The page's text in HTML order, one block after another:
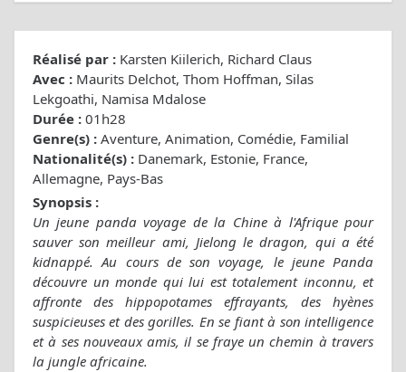
Réalisé par : Karsten Kiilerich, Richard Claus
Avec : Maurits Delchot, Thom Hoffman, Silas
Lekgoathi, Namisa Mdalose
Durée : 01h28
Genre(s) : Aventure, Animation, Comédie, Familial
Nationalité(s) : Danemark, Estonie, France,
Allemagne, Pays-Bas
Synopsis :
Un jeune panda voyage de la Chine à l'Afrique pour
sauver son meilleur ami, Jielong le dragon, qui a été
kidnappé. Au cours de son voyage, le jeune Panda
découvre un monde qui lui est totalement inconnu, et
affronte des hippopotames effrayants, des hyènes
suspicieuses et des gorilles. En se fiant à son intelligence
et à ses nouveaux amis, il se fraye un chemin à travers
la jungle africaine.